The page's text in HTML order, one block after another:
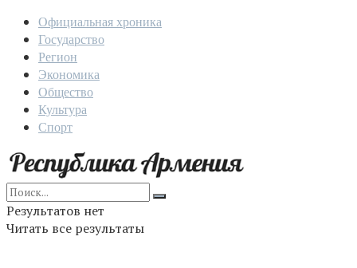
Официальная хроника
Государство
Регион
Экономика
Общество
Культура
Спорт
Результатов нет
Читать все результаты